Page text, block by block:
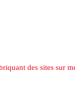
des sites sur